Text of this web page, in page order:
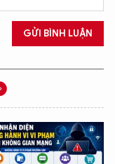
GỬI BÌNH LUẬN
biết về